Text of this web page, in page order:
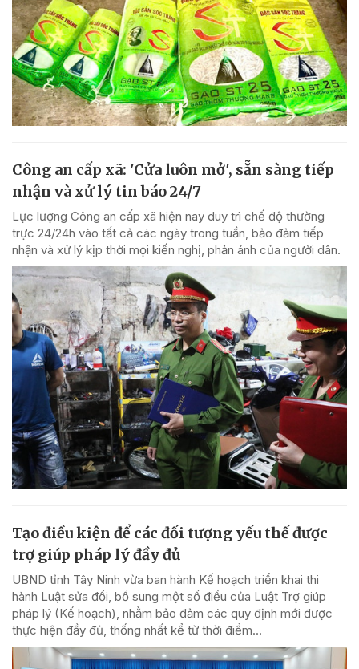
Công an cấp xã: 'Cửa luôn mở', sẵn sàng tiếp
nhận và xử lý tin báo 24/7
Lực lượng Công an cấp xã hiện nay duy trì chế độ thường
trực 24/24h vào tất cả các ngày trong tuần, bảo đảm tiếp
nhận và xử lý kịp thời mọi kiến nghị, phản ánh của người dân.
Tạo điều kiện để các đối tượng yếu thế được
trợ giúp pháp lý đầy đủ
UBND tỉnh Tây Ninh vừa ban hành Kế hoạch triển khai thi
hành Luật sửa đổi, bổ sung một số điều của Luật Trợ giúp
pháp lý (Kế hoạch), nhằm bảo đảm các quy định mới được
thực hiện đầy đủ, thống nhất kể từ thời điểm...